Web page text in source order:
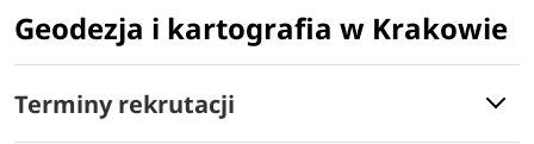
Geodezja i kartografia w Krakowie
Terminy rekrutacji